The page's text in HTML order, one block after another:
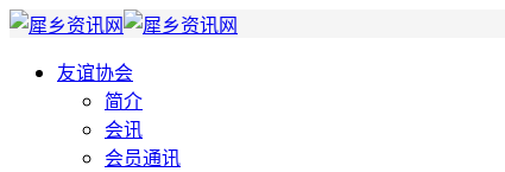
友谊协会
简介
会讯
会员通讯